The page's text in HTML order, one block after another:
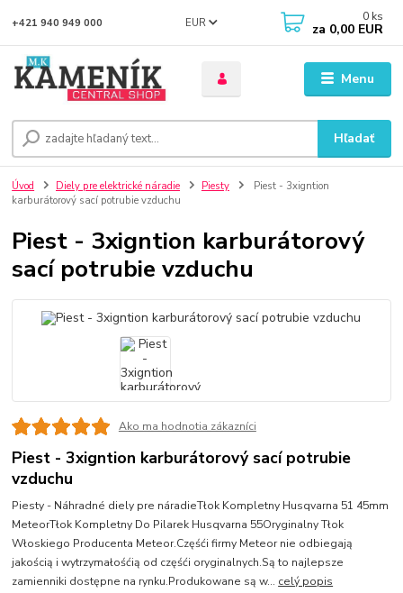
Menu
EUR
Hľadať
+421 940 949 000 0 ks
za 0,00 EUR
Úvod Diely pre elektrické náradie Piesty
Piest - 3xigntion
karburátorový sací potrubie vzduchu
Piest - 3xigntion karburátorový
sací potrubie vzduchu
Ako ma hodnotia zákazníci
Piest - 3xigntion karburátorový sací potrubie
vzduchu
Piesty - Náhradné diely pre náradieTłok Kompletny Husqvarna 51 45mm
MeteorTłok Kompletny Do Pilarek Husqvarna 55Oryginalny Tłok
Włoskiego Producenta Meteor.Częśći firmy Meteor nie odbiegają
jakością i wytrzymałośćią od częśći oryginalnych.Są to najlepsze
zamienniki dostępne na rynku.Produkowane są w... celý popis